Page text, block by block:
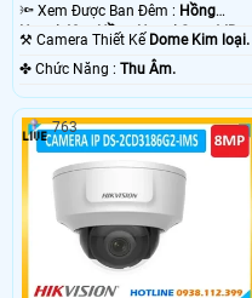
🔦 Xem Được Ban Đêm : Hồng
Ngoại 40m Hồng Ngoại Smart IR.
⚒ Camera Thiết Kế Dome Kim loại.
️✤ Chức Năng : Thu Âm.
763